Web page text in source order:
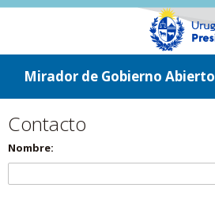
ir a contenido
ir al menú
Mirador de Gobierno Abierto
Contacto
Nombre: